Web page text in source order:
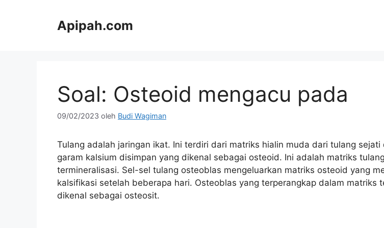
Apipah.com
Soal: Osteoid mengacu pada
09/02/2023 oleh Budi Wagiman
Tulang adalah jaringan ikat. Ini terdiri dari matriks hialin muda dari tulang sejati
garam kalsium disimpan yang dikenal sebagai osteoid. Ini adalah matriks
termineralisasi. Sel-sel tulang osteoblas mengeluarkan matriks osteoid yang
kalsifikasi setelah beberapa hari. Osteoblas yang terperangkap dalam matriks
dikenal sebagai osteosit.